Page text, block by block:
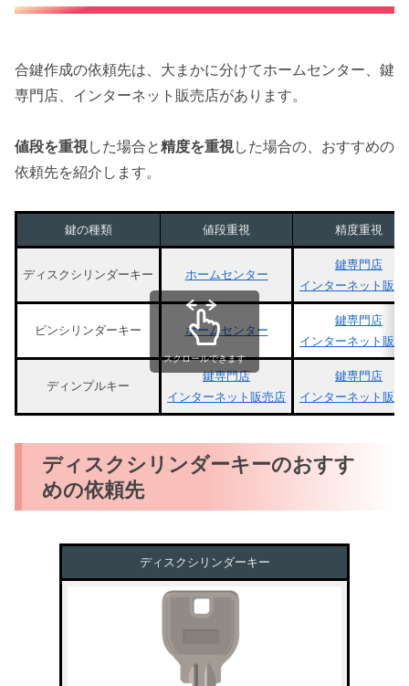
合鍵作成の依頼先は、大まかに分けてホームセンター、鍵
専門店、インターネット販売店があります。
値段を重視した場合と精度を重視した場合の、おすすめの
依頼先を紹介します。
鍵の種類 値段重視 精度重視
ディスクシリンダーキー ホームセンター
鍵専門店
インターネット販売
ピンシリンダーキー ホームセンター
鍵専門店
インターネット販売
ディンプルキー
鍵専門店
インターネット販売店
鍵専門店
インターネット販売
スクロールできます
ディスクシリンダーキーのおすす
めの依頼先
ディスクシリンダーキー